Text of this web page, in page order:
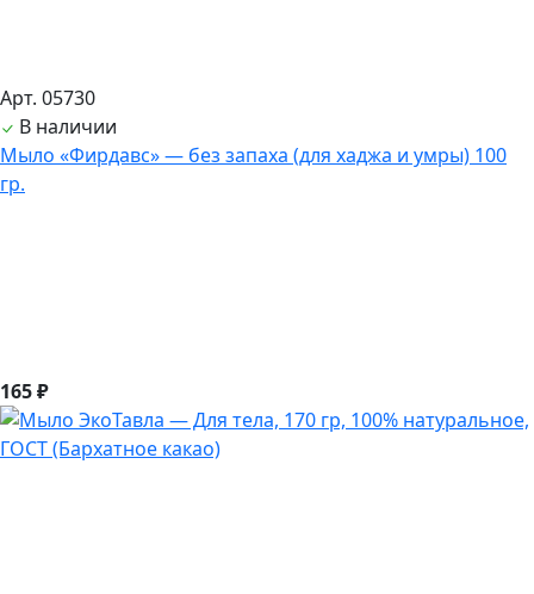
Арт. 05730
В наличии
Мыло «Фирдавс» — без запаха (для хаджа и умры) 100
гр.
165 ₽